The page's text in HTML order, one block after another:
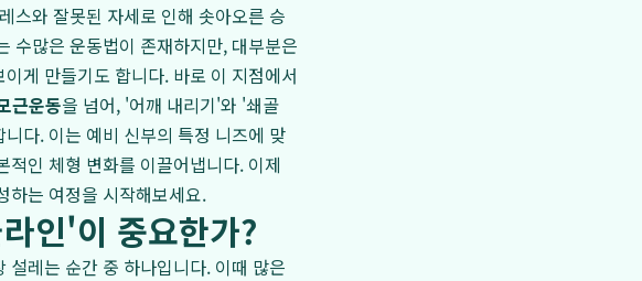
스와 잘못된 자세로 인해 솟아오른 승
수많은 운동법이 존재하지만, 대부분은
게 만들기도 합니다. 바로 이 지점에서
근운동을 넘어, '어깨 내리기'와 '쇄골
다. 이는 예비 신부의 특정 니즈에 맞
인 체형 변화를 이끌어냅니다. 이제
하는 여정을 시작해보세요.
인'이 중요한가?
레는 순간 중 하나입니다. 이때 많은